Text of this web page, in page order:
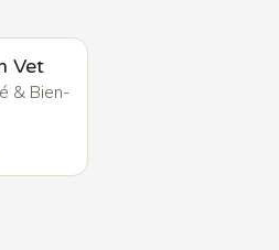
Vet
& Bien-